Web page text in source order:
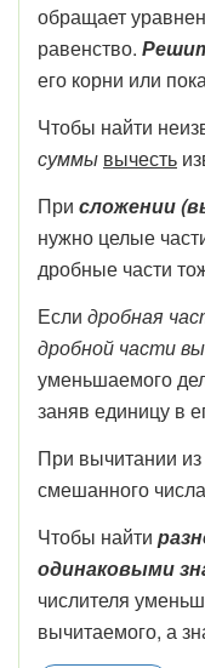
обращает
равенство.
его корни или
Чтобы найти
суммы вычесть
При сложении
нужно целые
дробные части
Если дробная
дробной части
уменьшаемого
заняв единицу в
При вычитании
смешанного
Чтобы найти
одинаковыми
числителя
вычитаемого, а